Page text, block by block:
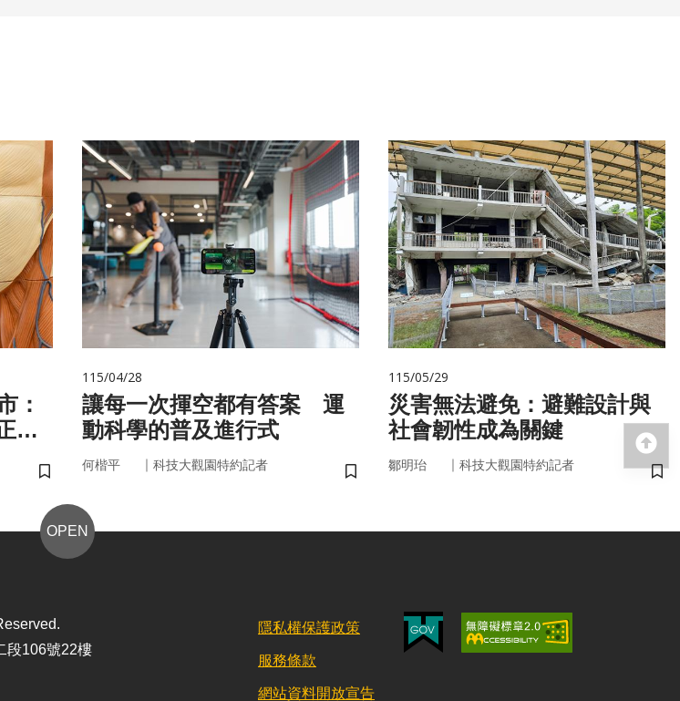
：
悄
儲存書籤
115/04/28
讓每一次揮空都有答案 運
動科學的普及進行式
何楷平 ｜ 科技大觀園特約記者
儲存書籤
115/05/29
災害無法避免：避難設計與
社會韌性成為關鍵
鄒明珆 ｜ 科技大觀園特約記者
儲
OPEN
段106號22樓
隱私權保護政策
服務條款
網站資料開放宣告
回